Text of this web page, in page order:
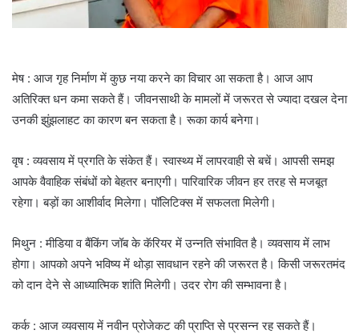
मेष : आज गृह निर्माण में कुछ नया करने का विचार आ सकता है। आज आप
अतिरिक्त धन कमा सकते हैं। जीवनसाथी के मामलों में जरूरत से ज्यादा दखल देना
उनकी झुंझलाहट का कारण बन सकता है। रूका कार्य बनेगा।
वृष : व्यवसाय में प्रगति के संकेत हैं। स्वास्थ्य में लापरवाही से बचें। आपसी समझ
आपके वैवाहिक संबंधों को बेहतर बनाएगी। पारिवारिक जीवन हर तरह से मजबूत
रहेगा। बड़ों का आशीर्वाद मिलेगा। पॉलिटिक्स में सफलता मिलेगी।
मिथुन : मीडिया व बैंकिंग जॉब के कॅरियर में उन्नति संभावित है। व्यवसाय में लाभ
होगा। आपको अपने भविष्य में थोड़ा सावधान रहने की जरूरत है। किसी जरूरतमंद
को दान देने से आध्यात्मिक शांति मिलेगी। उदर रोग की सम्भावना है।
कर्क : आज व्यवसाय में नवीन प्रोजेकट की प्राप्ति से प्रसन्न रह सकते हैं।